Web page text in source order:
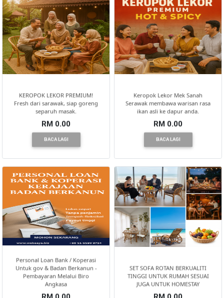
KEROPOK LEKOR PREMIUM!
Fresh dari sarawak, siap goreng
separuh masak.
RM 0.00
BACA LAGI
Keropok Lekor Mek Sanah
Serawak membawa warisan rasa
ikan asli ke dapur anda.
RM 0.00
BACA LAGI
Personal Loan Bank / Koperasi
Untuk gov & Badan Berkanun -
Pembayaran Melalui Biro
Angkasa
RM 0.00
SET SOFA ROTAN BERKUALITI
TINGGI UNTUK RUMAH SESUAI
JUGA UNTUK HOMESTAY
RM 0.00